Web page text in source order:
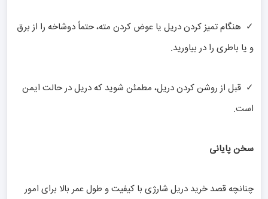
✓ هنگام تمیز کردن دریل یا عوض کردن مته، حتماً دوشاخه را از برق
و یا باطری را در بیاورید.
✓ قبل از روشن کردن دریل، مطمئن شوید که دریل در حالت ایمن
است.
سخن پایانی
چنانچه قصد خرید دریل شارژی با کیفیت و طول عمر بالا برای امور